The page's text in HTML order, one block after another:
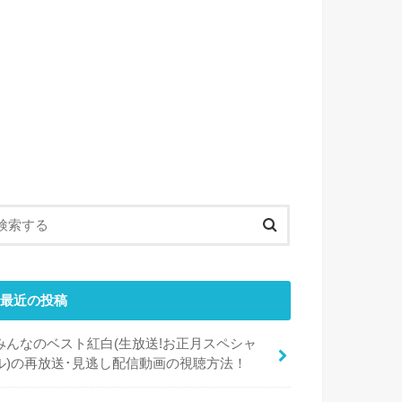
最近の投稿
んなのベスト紅白(生放送!お正月スペシャ
)の再放送･見逃し配信動画の視聴方法！